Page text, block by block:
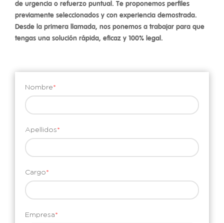
de urgencia o refuerzo puntual. Te proponemos perfiles
previamente seleccionados y con experiencia demostrada.
Desde la primera llamada, nos ponemos a trabajar para que
tengas una solución rápida, eficaz y 100% legal.
Nombre*
Apellidos*
Cargo*
Empresa*